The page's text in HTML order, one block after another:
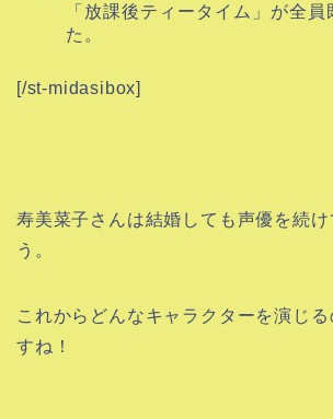
「放課後ティータイム」が全員
た。
[/st-midasibox]
寿美菜子さんは結婚しても声優を続け
う。
これからどんなキャラクターを演じ
すね！